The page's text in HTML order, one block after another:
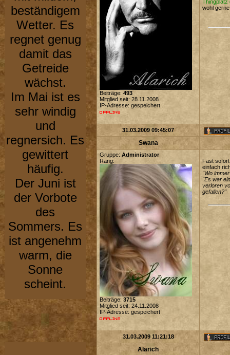
beständigem
Wetter. Es
regnet genug
damit das
Getreide
wächst.
Im Mai ist es
sehr windig
und
regnersich. Es
gewittert
häufig.
Der Juni ist
der Vorbote
des
Sommers. Es
ist angenehm
warm, die
Sonne
scheint.
Beiträge: 493
Mitglied seit: 28.11.2008
IP-Adresse: gespeichert
Thingplatz
wohl
31.03.2009 09:45:07
Swana
Gruppe: Administrator
Rang:
Beiträge: 3715
Mitglied seit: 24.11.2008
IP-Adresse: gespeichert
Fast sofort
einfach
"Wo
"Es war
verloren
gefallen?"
31.03.2009 11:21:18
Alarich